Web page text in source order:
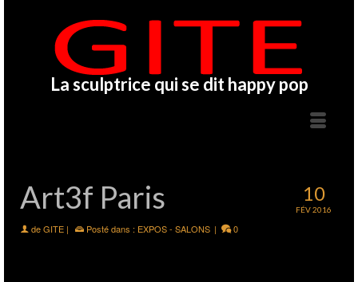
La sculptrice qui se dit happy pop
10
FÉV 2016
Art3f Paris
deGITE | Posté dans : EXPOS - SALONS | 0